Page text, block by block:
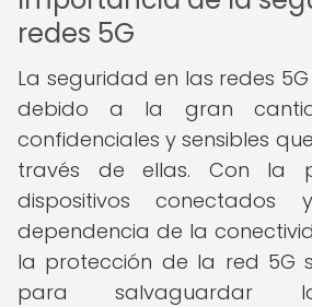
redes 5G
La seguridad en las redes
debido a la gran
confidenciales y sensibles
través de ellas. Con la
dispositivos
dependencia de la
la protección de la red 5G
para salvaguardar